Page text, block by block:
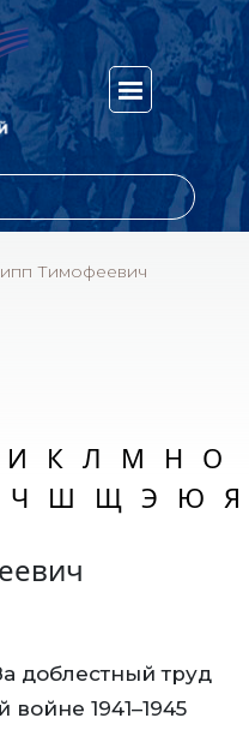
Тимофеевич
И К Л М Н О
Ч Ш Щ Э Ю Я
доблестный труд
1941–1945